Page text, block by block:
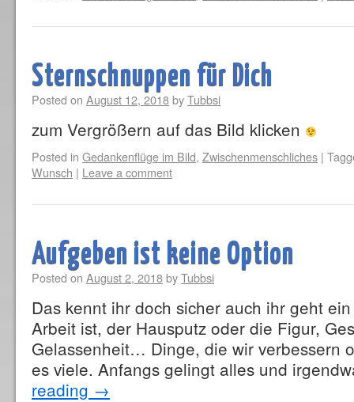
Sternschnuppen für Dich
Posted on August 12, 2018byTubbsi
zum Vergrößern auf das Bild klicken
Posted in Gedankenflüge im Bild, Zwischenmenschliches |
Wunsch | Leave a comment
Aufgeben ist keine Option
Posted on August 2, 2018byTubbsi
Das kennt ihr doch sicher auch ihr geht
Arbeit ist, der Hausputz oder die Figur,
Gelassenheit… Dinge, die wir verbessern
es viele. Anfangs gelingt alles und
reading →